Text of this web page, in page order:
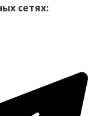
сетях: